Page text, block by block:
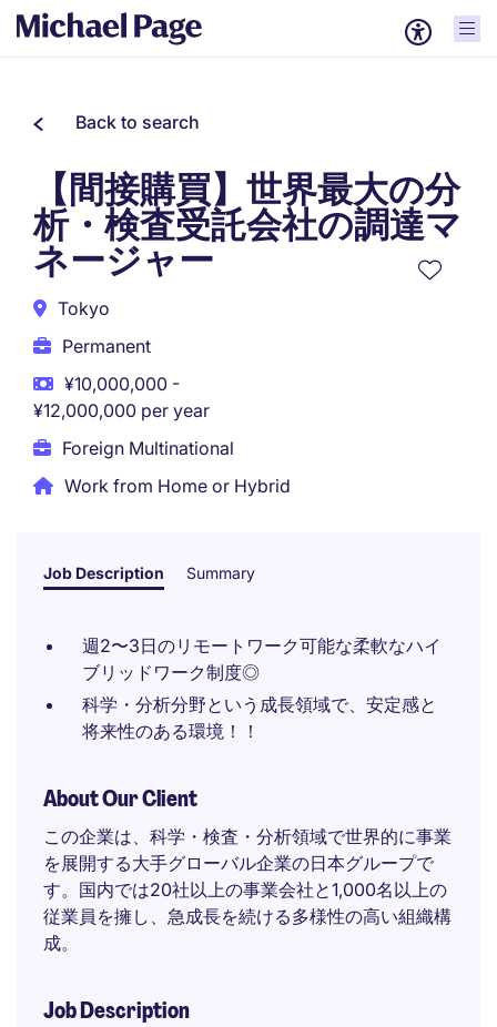
Back to search
【間接購買】世界最大の分
析・検査受託会社の調達マ
ネージャー
Tokyo
Permanent
¥10,000,000 -
¥12,000,000 per year
Foreign Multinational
Work from Home or Hybrid
Job Description Summary
週2〜3日のリモートワーク可能な柔軟なハイ
ブリッドワーク制度◎
科学・分析分野という成長領域で、安定感と
将来性のある環境！！
About Our Client
この企業は、科学・検査・分析領域で世界的に事業
を展開する大手グローバル企業の日本グループで
す。国内では20社以上の事業会社と1,000名以上の
従業員を擁し、急成長を続ける多様性の高い組織構
成。
Job Description